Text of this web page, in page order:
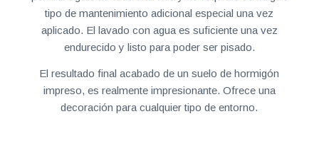
tipo de mantenimiento adicional especial una vez
aplicado. El lavado con agua es suficiente una vez
endurecido y listo para poder ser pisado.
El resultado final acabado de un suelo de hormigón
impreso, es realmente impresionante. Ofrece una
decoración para cualquier tipo de entorno.